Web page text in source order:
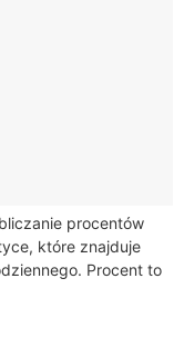
procentów
które znajduje
Procent to
co jest...